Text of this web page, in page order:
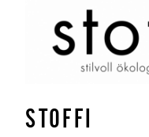
STOFFI